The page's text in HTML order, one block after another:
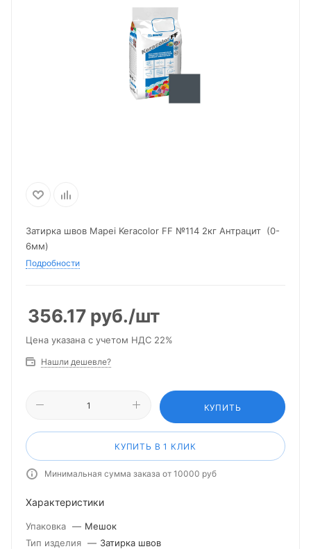
Затирка швов Mapei Keracolor FF №114 2кг Антрацит (0-
6мм)
Подробности
356.17 руб./шт
Цена указана с учетом НДС 22%
Нашли дешевле?
КУПИТЬ
КУПИТЬ В 1 КЛИК
Минимальная сумма заказа от 10000 руб
Характеристики
Упаковка — Мешок
Тип изделия — Затирка швов